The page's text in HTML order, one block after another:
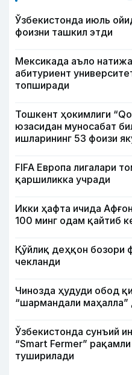
Ўзбекистонда июль
фоизни ташкил этди
Мексикада аъло
абитуриент
топширади
Тошкент ҳокимлиги
юзасидан муносабат
ишларининг 53 фоизи
FIFA Европа лигалари
қаршиликка учради
Икки ҳафта ичида
100 минг одам қайтиб
Қўйлиқ деҳқон бозори
чекланди
Чинозда ҳудуди обод
“шармандали
Ўзбекистонда сунъий
“Smart Fermer”
туширилади